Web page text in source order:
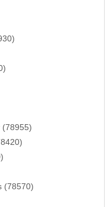
(78955)
(78570)